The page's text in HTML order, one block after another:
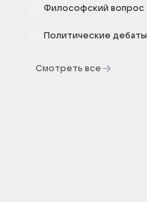
Философский вопрос
Политические дебаты
Смотреть все